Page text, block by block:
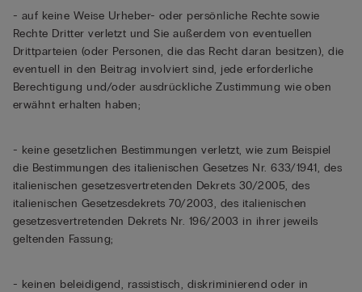
- auf keine Weise Urheber- oder persönliche Rechte sowie
Rechte Dritter verletzt und Sie außerdem von eventuellen
Drittparteien (oder Personen, die das Recht daran besitzen), die
eventuell in den Beitrag involviert sind, jede erforderliche
Berechtigung und/oder ausdrückliche Zustimmung wie oben
erwähnt erhalten haben;
- keine gesetzlichen Bestimmungen verletzt, wie zum Beispiel
die Bestimmungen des italienischen Gesetzes Nr. 633/1941, des
italienischen gesetzesvertretenden Dekrets 30/2005, des
italienischen Gesetzesdekrets 70/2003, des italienischen
gesetzesvertretenden Dekrets Nr. 196/2003 in ihrer jeweils
geltenden Fassung;
- keinen beleidigend, rassistisch, diskriminierend oder in